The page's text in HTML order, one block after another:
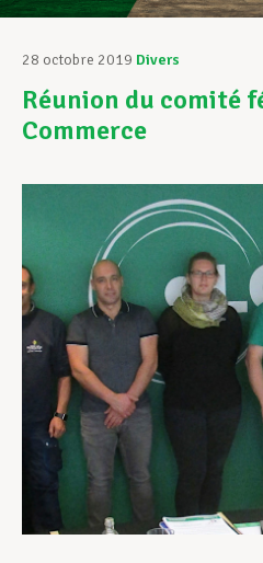
Assistance au Travail
Vos droits
Assistance en vie
Développement
Devenir Membre
Actualités
28 octobre 2019 Divers
Réunion du comité
Commerce